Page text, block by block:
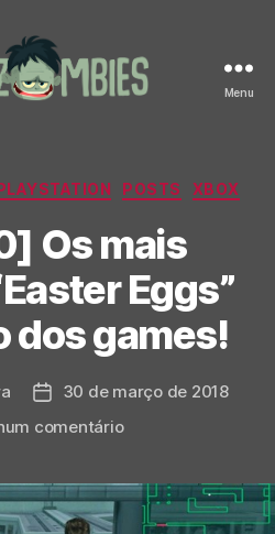
Menu
CategoriasPOSTS XBOX
Os mais
Eggs”
dos games!
Data30 de março de 2018
comentárioem
Os
mais